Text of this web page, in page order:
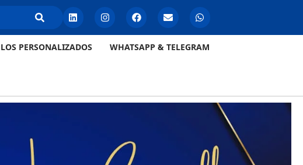
PERSONALIZADOS
WHATSAPP & TELEGRAM